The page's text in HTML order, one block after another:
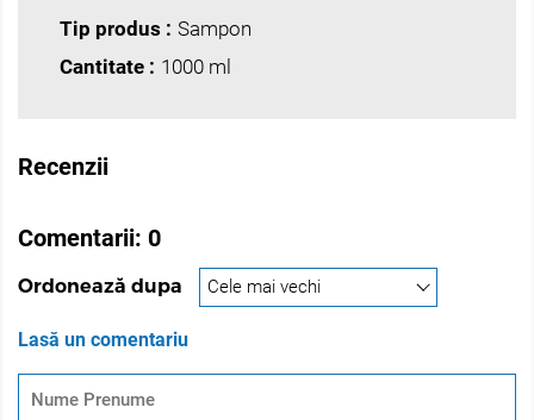
Tip produs : Sampon
Cantitate : 1000 ml
Recenzii
Comentarii: 0
Ordonează dupa
Lasă un comentariu